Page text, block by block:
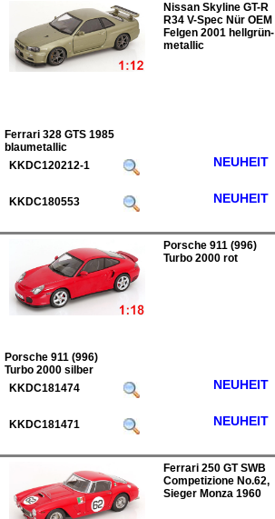
Nissan Skyline GT-R
R34 V-Spec Nür OEM
Felgen 2001 hellgrün-
metallic
Ferrari 328 GTS 1985
blaumetallic
KKDC120212-1
NEUHEIT
KKDC180553 NEUHEIT
Porsche 911 (996)
Turbo 2000 rot
Porsche 911 (996)
Turbo 2000 silber
KKDC181474
NEUHEIT
KKDC181471 NEUHEIT
Ferrari 250 GT SWB
Competizione No.62,
Sieger Monza 1960